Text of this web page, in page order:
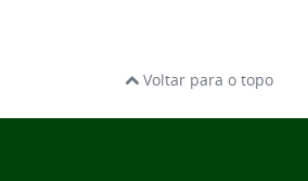
Voltar para o topo